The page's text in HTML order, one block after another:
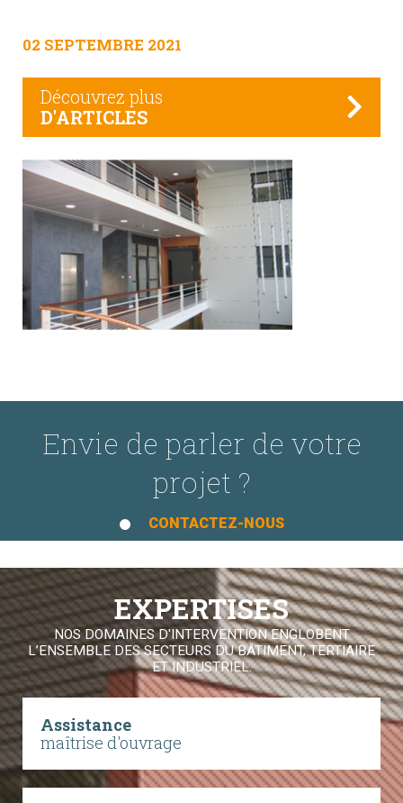
02 SEPTEMBRE 2021
Découvrez plus
D'ARTICLES
Envie de parler de votre
projet ?
CONTACTEZ-NOUS
EXPERTISES
NOS DOMAINES D'INTERVENTION ENGLOBENT
L’ENSEMBLE DES SECTEURS DU BÂTIMENT, TERTIAIRE
ET INDUSTRIEL.
Assistance
maîtrise d'ouvrage